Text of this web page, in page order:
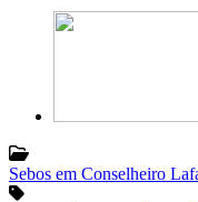
Sebos em Conselheiro